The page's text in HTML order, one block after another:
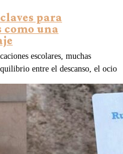
para
como una
escolares, muchas
entre el descanso, el ocio